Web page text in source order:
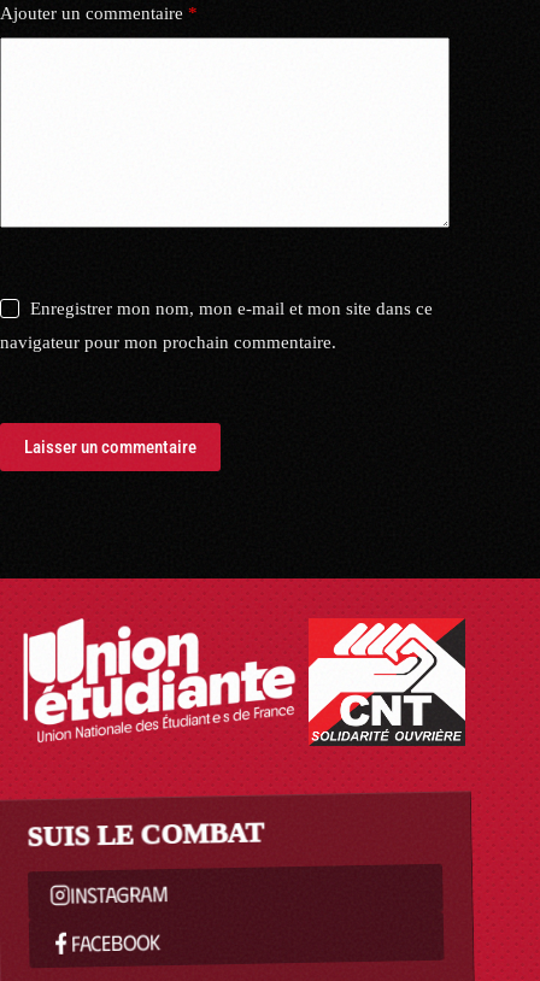
Ajouter un commentaire *
Enregistrer mon nom, mon e-mail et mon site dans ce
navigateur pour mon prochain commentaire.
Laisser un commentaire
SUIS LE COMBAT
INSTAGRAM
FACEBOOK